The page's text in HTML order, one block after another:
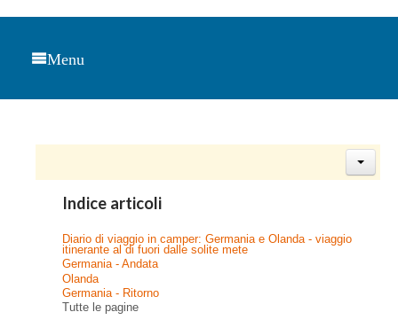
Menu
Indice articoli
Diario di viaggio in camper: Germania e Olanda - viaggio
itinerante al di fuori dalle solite mete
Germania - Andata
Olanda
Germania - Ritorno
Tutte le pagine